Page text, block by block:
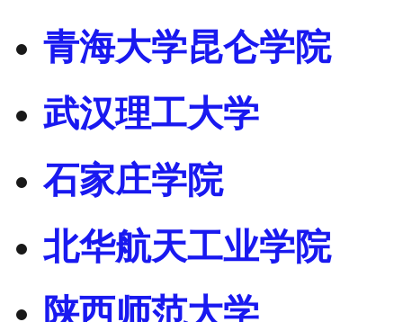
青海大学昆仑学院
武汉理工大学
石家庄学院
北华航天工业学院
陕西师范大学